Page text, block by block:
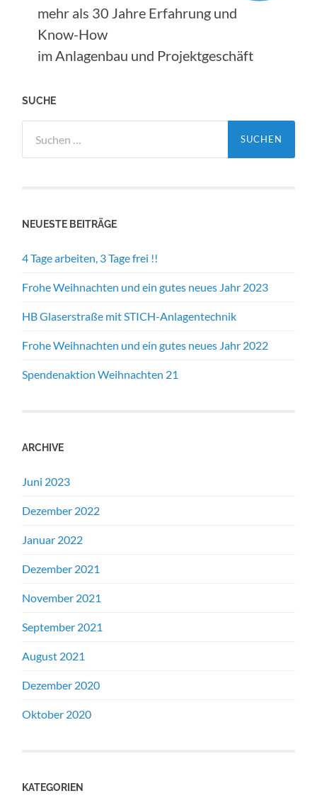
mehr als 30 Jahre Erfahrung und
Know-How
im Anlagenbau und Projektgeschäft
SUCHE
nach:
NEUESTE BEITRÄGE
4 Tage arbeiten, 3 Tage frei !!
Frohe Weihnachten und ein gutes neues Jahr 2023
HB Glaserstraße mit STICH-Anlagentechnik
Frohe Weihnachten und ein gutes neues Jahr 2022
Spendenaktion Weihnachten 21
ARCHIVE
Juni 2023
Dezember 2022
Januar 2022
Dezember 2021
November 2021
September 2021
August 2021
Dezember 2020
Oktober 2020
KATEGORIEN